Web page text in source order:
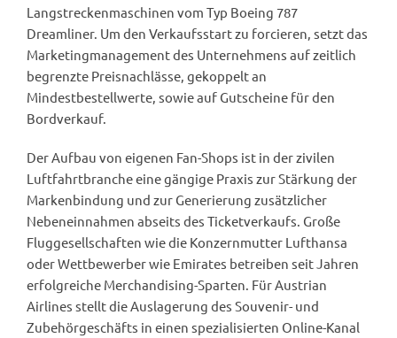
Langstreckenmaschinen vom Typ Boeing 787
Dreamliner. Um den Verkaufsstart zu forcieren, setzt das
Marketingmanagement des Unternehmens auf zeitlich
begrenzte Preisnachlässe, gekoppelt an
Mindestbestellwerte, sowie auf Gutscheine für den
Bordverkauf.
Der Aufbau von eigenen Fan-Shops ist in der zivilen
Luftfahrtbranche eine gängige Praxis zur Stärkung der
Markenbindung und zur Generierung zusätzlicher
Nebeneinnahmen abseits des Ticketverkaufs. Große
Fluggesellschaften wie die Konzernmutter Lufthansa
oder Wettbewerber wie Emirates betreiben seit Jahren
erfolgreiche Merchandising-Sparten. Für Austrian
Airlines stellt die Auslagerung des Souvenir- und
Zubehörgeschäfts in einen spezialisierten Online-Kanal